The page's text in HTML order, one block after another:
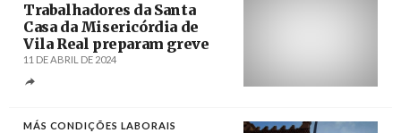
Trabalhadores da Santa
Casa da Misericórdia de
Vila Real preparam greve
11 DE ABRIL DE 2024
MÁS CONDIÇÕES LABORAIS